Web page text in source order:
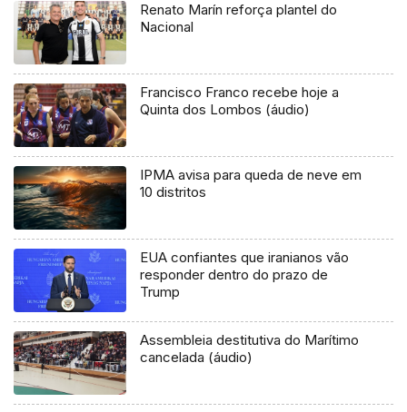
Renato Marín reforça plantel do
Nacional
Francisco Franco recebe hoje a
Quinta dos Lombos (áudio)
IPMA avisa para queda de neve em
10 distritos
EUA confiantes que iranianos vão
responder dentro do prazo de
Trump
Assembleia destitutiva do Marítimo
cancelada (áudio)